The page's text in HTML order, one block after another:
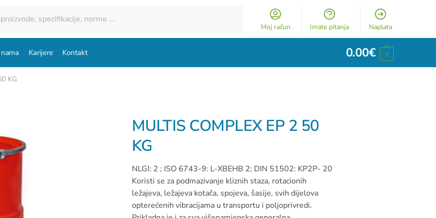
Moj račun Imate pitanja Naplata
Karijere Kontakt 0.00€ 0
KG
MULTIS COMPLEX EP 2 50
KG
NLGI: 2 ; ISO 6743-9: L-XBEHB 2; DIN 51502: KP2P- 20
Koristi se za podmazivanje kliznih staza, rotacionih
ležajeva, ležajeva kotača, spojeva, šasije, svih dijelova
opterećenih vibracijama u transportu i poljoprivredi.